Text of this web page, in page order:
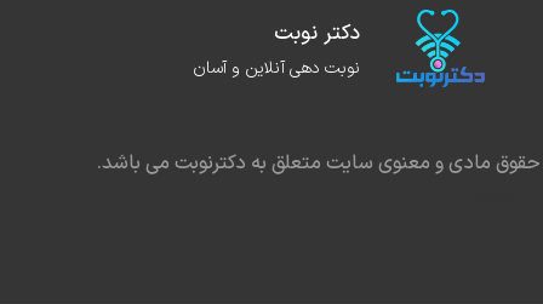
دکتر نوبت
نوبت دهی آنلاین و آسان
مادی و معنوی سایت متعلق به دکترنوبت می باشد.